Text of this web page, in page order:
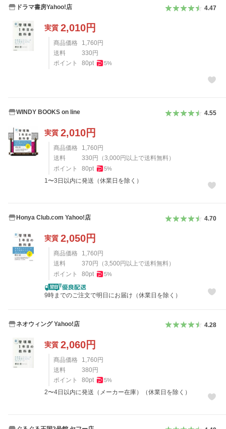
ドラマ書房Yahoo!店 4.47
実質 2,010円
商品価格 1,760 円
送料
330 円
ポイント
80pt 5%
WINDY BOOKS on line 4.55
実質 2,010円
商品価格 1,760 円
送料
330 円 （3,000 円以上で送料無料）
ポイント
80pt 5%
1〜3日以内に発送（休業日を除く）
Honya Club.com Yahoo!店 4.70
実質 2,050円
商品価格 1,760 円
送料
370 円 （3,500 円以上で送料無料）
ポイント
80pt 5%
9時までのご注文で明日にお届け（休業日を除く）
ネオウィング Yahoo!店 4.28
実質 2,060円
商品価格 1,760円
送料
380円
ポイント
80pt 5%
2〜4日以内に発送（メーカー在庫）（休業日を除く）